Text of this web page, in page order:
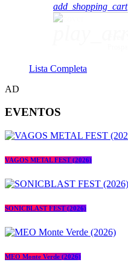
add_shopping_cart
Lista Completa
AD
EVENTOS
VAGOS METAL FEST (2026)
SONICBLAST FEST (2026)
MEO Monte Verde (2026)